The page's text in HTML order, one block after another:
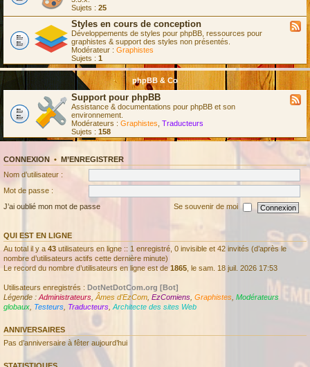
Sujets : 25
Styles en cours de conception
Développements de styles pour phpBB, ressources pour
graphistes & support des styles non présentés.
Modérateur : Graphistes
Sujets : 1
phpBB & Co
Support pour phpBB
Assistance & documentations pour phpBB et son
environnement.
Modérateurs : Graphistes Traducteurs
Sujets : 158
CONNEXION • M’ENREGISTRER
Nom d’utilisateur :
Mot de passe :
J’ai oublié mon mot de passe
Se souvenir de moi
QUI EST EN LIGNE
Au total il y a 43 utilisateurs en ligne :: 1 enregistré, 0 invisible et 42 invités (d’après le
nombre d’utilisateurs actifs cette dernière minute)
Le record du nombre d’utilisateurs en ligne est de 1865 , le sam. 18 juil. 2026 17:53
Utilisateurs enregistrés : DotNetDotCom.org [Bot]
Légende : Administrateurs Âmes d'EzCom EzComiens Graphistes Modérateurs
globaux Testeurs Traducteurs Architecte des sites Web
ANNIVERSAIRES
Pas d’anniversaire à fêter aujourd’hui